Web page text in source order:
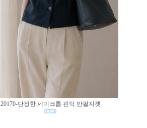
20170-단정한 세미크롭 핀턱 반팔자켓